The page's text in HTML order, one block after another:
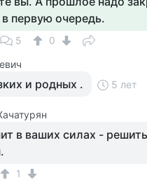
первую очередь.
5 0
и родных . 5 лет
в ваших силах -
1